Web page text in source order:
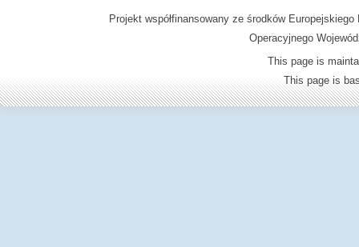
Projekt współfinansowany ze środków
Operacyjnego
This page is
This page is